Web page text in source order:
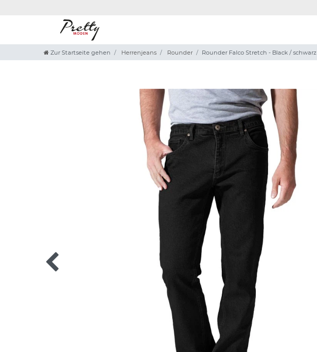
Zur Startseite gehen Herrenjeans Rounder Rounder Falco Stretch - Black / schwarz